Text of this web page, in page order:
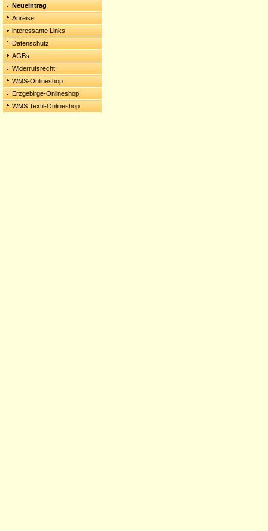
Neueintrag
Anreise
interessante Links
Datenschutz
AGBs
Widerrufsrecht
WMS-Onlineshop
Erzgebirge-Onlineshop
WMS Textil-Onlineshop